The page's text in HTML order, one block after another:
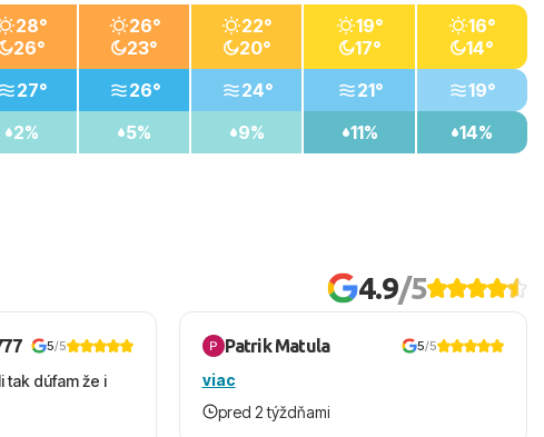
28°
26°
27°
2%
26°
23°
26°
5%
22°
20°
24°
9%
19°
17°
21°
11%
16°
14°
19°
14%
4.9/5
5/5
tak dúfam že i
Patrik Matula 5/5
viac
pred 2 týždňami